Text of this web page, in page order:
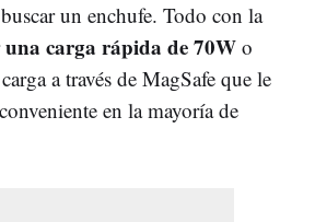
un enchufe. Todo con la
una carga rápida de 70W o
a través de MagSafe que le
en la mayoría de